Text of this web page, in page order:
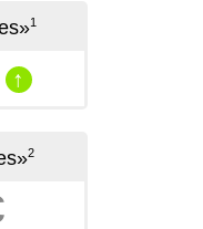
1
↑
2